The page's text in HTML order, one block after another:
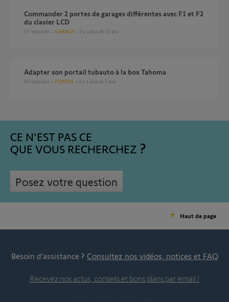
commander 2 portes de garages différentes avec F1 et F2
du clavier LCD
17 réponses GARAGE il y a plus de 10 ans
adapter son portail tubauto à la box Tahoma
89 réponses PORTAIL il y a plus de 7 ans
CE N'EST PAS CE
QUE VOUS RECHERCHEZ
Posez votre question
Haut de page
Besoin d’assistance ? Consultez nos vidéos, notices et FAQ
Recevez nos actus, conseils et bons plans par email !